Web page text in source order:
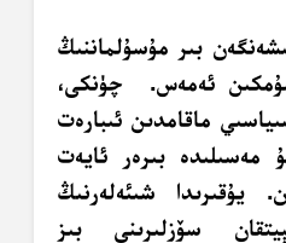
بىر مۇسۇلماننىڭ
مۇمكىن ئەمەس. چۈنكى،
ماقامدىن ئىبارەت
مەسىلىدە بىرەر ئايەت
شىئەلەرنىڭ
سۆزلىرىنى بىز